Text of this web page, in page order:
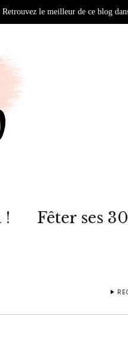
! Fêter ses
Retrouvez le meilleur de ce blog